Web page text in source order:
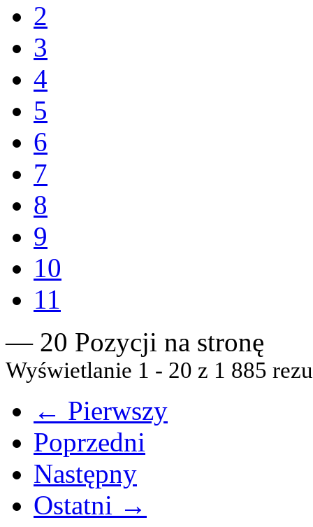
2
3
4
5
6
7
8
9
10
11
— 20 Pozycji na stronę
Wyświetlanie 1 - 20 z 1 885
← Pierwszy
Poprzedni
Następny
Ostatni →